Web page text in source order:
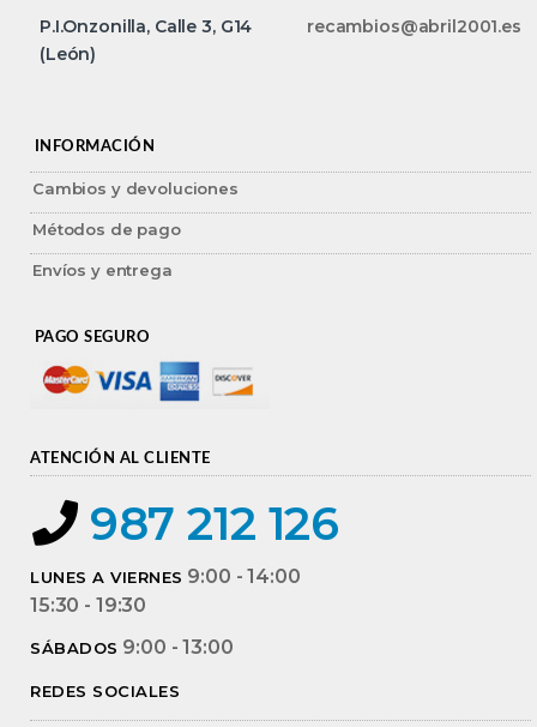
P.I.Onzonilla, Calle 3, G14
(León)
recambios@abril2001.es
INFORMACIÓN
Cambios y devoluciones
Métodos de pago
Envíos y entrega
PAGO SEGURO
ATENCIÓN AL CLIENTE
987 212 126
LUNES A VIERNES 9:00 - 14:00
15:30 - 19:30
SÁBADOS 9:00 - 13:00
REDES SOCIALES